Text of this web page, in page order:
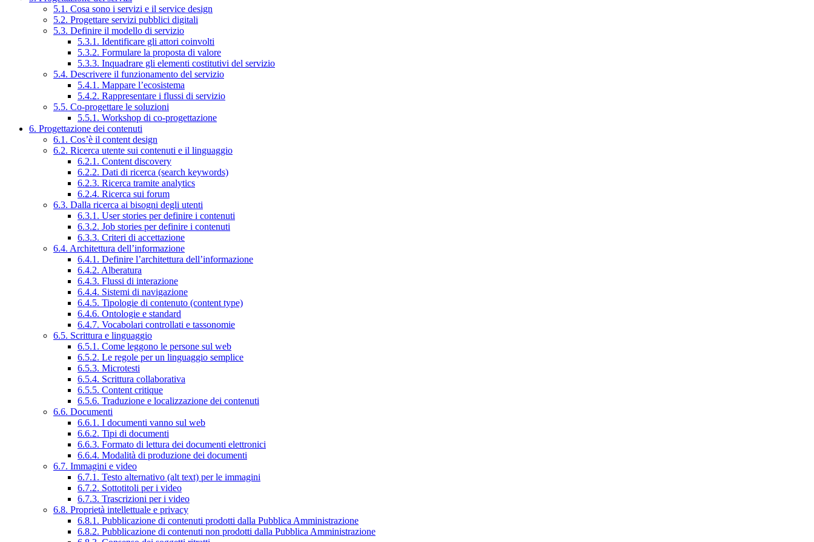
5.1. Cosa sono i servizi e il service design
5.2. Progettare servizi pubblici digitali
5.3. Definire il modello di servizio
5.3.1. Identificare gli attori coinvolti
5.3.2. Formulare la proposta di valore
5.3.3. Inquadrare gli elementi costitutivi del servizio
5.4. Descrivere il funzionamento del servizio
5.4.1. Mappare l’ecosistema
5.4.2. Rappresentare i flussi di servizio
5.5. Co-progettare le soluzioni
5.5.1. Workshop di co-progettazione
6. Progettazione dei contenuti
6.1. Cos’è il content design
6.2. Ricerca utente sui contenuti e il linguaggio
6.2.1. Content discovery
6.2.2. Dati di ricerca (search keywords)
6.2.3. Ricerca tramite analytics
6.2.4. Ricerca sui forum
6.3. Dalla ricerca ai bisogni degli utenti
6.3.1. User stories per definire i contenuti
6.3.2. Job stories per definire i contenuti
6.3.3. Criteri di accettazione
6.4. Architettura dell’informazione
6.4.1. Definire l’architettura dell’informazione
6.4.2. Alberatura
6.4.3. Flussi di interazione
6.4.4. Sistemi di navigazione
6.4.5. Tipologie di contenuto (content type)
6.4.6. Ontologie e standard
6.4.7. Vocabolari controllati e tassonomie
6.5. Scrittura e linguaggio
6.5.1. Come leggono le persone sul web
6.5.2. Le regole per un linguaggio semplice
6.5.3. Microtesti
6.5.4. Scrittura collaborativa
6.5.5. Content critique
6.5.6. Traduzione e localizzazione dei contenuti
6.6. Documenti
6.6.1. I documenti vanno sul web
6.6.2. Tipi di documenti
6.6.3. Formato di lettura dei documenti elettronici
6.6.4. Modalità di produzione dei documenti
6.7. Immagini e video
6.7.1. Testo alternativo (alt text) per le immagini
6.7.2. Sottotitoli per i video
6.7.3. Trascrizioni per i video
6.8. Proprietà intellettuale e privacy
6.8.1. Pubblicazione di contenuti prodotti dalla Pubblica Amministrazione
6.8.2. Pubblicazione di contenuti non prodotti dalla Pubblica Amministrazione